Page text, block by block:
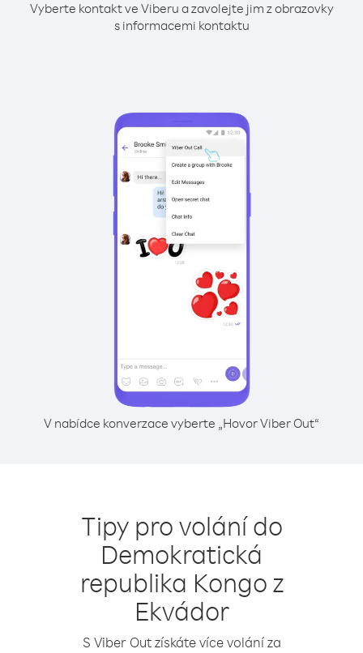
Vyberte kontakt ve Viberu a zavolejte jim z obrazovky
s informacemi kontaktu
V nabídce konverzace vyberte „Hovor Viber Out“
Tipy pro volání do
Demokratická
republika Kongo z
Ekvádor
S Viber Out získáte více volání za